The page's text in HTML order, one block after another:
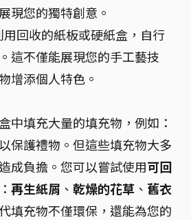
現您的獨特創意。
用回收的紙板或硬紙盒，自行
這不僅能展現您的手工藝技
增添個人特色。
中填充大量的填充物，例如：
保護禮物。但這些填充物大多
成負擔。您可以嘗試使用可回
再生紙屑 、 乾燥的花草 、 舊衣
填充物不僅環保，還能為您的